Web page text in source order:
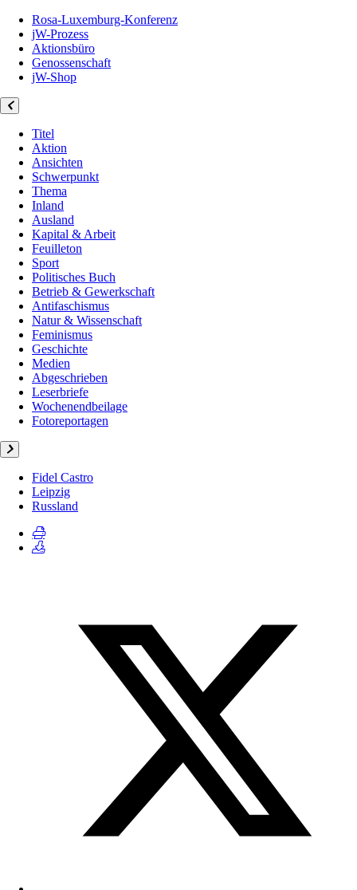
Rosa-Luxemburg-Konferenz
jW-Prozess
Aktionsbüro
Genossenschaft
jW-Shop
Titel
Aktion
Ansichten
Schwerpunkt
Thema
Inland
Ausland
Kapital & Arbeit
Feuilleton
Sport
Politisches Buch
Betrieb & Gewerkschaft
Antifaschismus
Natur & Wissenschaft
Feminismus
Geschichte
Medien
Abgeschrieben
Leserbriefe
Wochenendbeilage
Fotoreportagen
Fidel Castro
Leipzig
Russland